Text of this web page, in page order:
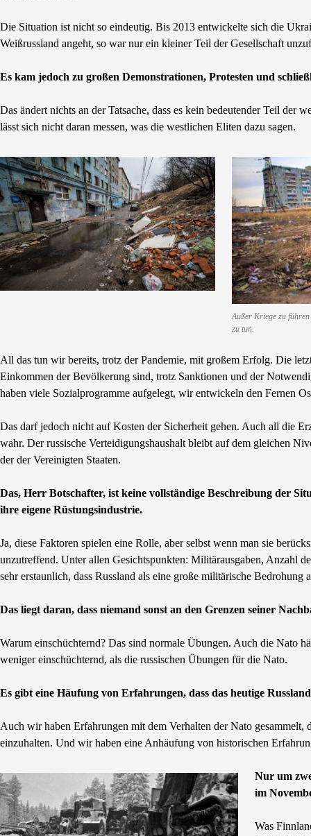
Die Situation ist nicht so eindeutig. Bis 2013 entwickelte sich die
Weißrussland angeht, so war nur ein kleiner Teil der Gesellschaft
Es kam jedoch zu großen Demonstrationen, Protesten und
Das ändert nichts an der Tatsache, dass es kein bedeutender Teil der
lässt sich nicht daran messen, was die westlichen Eliten dazu sagen.
Außer Kriege zu
zu tun.
All das tun wir bereits, trotz der Pandemie, mit großem Erfolg. Die
Einkommen der Bevölkerung sind, trotz Sanktionen und der
haben viele Sozialprogramme aufgelegt, wir entwickeln den Fernen
Das darf jedoch nicht auf Kosten der Sicherheit gehen. Auch all die
wahr. Der russische Verteidigungshaushalt bleibt auf dem gleichen
der der Vereinigten Staaten.
Das, Herr Botschafter, ist keine vollständige Beschreibung der
ihre eigene Rüstungsindustrie.
Ja, diese Faktoren spielen eine Rolle, aber selbst wenn man sie
unzutreffend. Unter allen Gesichtspunkten: Militärausgaben, Anzahl
sehr erstaunlich, dass Russland als eine große militärische Bedrohung
Das liegt daran, dass niemand sonst an den Grenzen seiner
Warum einschüchternd? Das sind normale Übungen. Auch die Nato
weniger einschüchternd, als die russischen Übungen für die Nato.
Es gibt eine Häufung von Erfahrungen, dass das heutige
Auch wir haben Erfahrungen mit dem Verhalten der Nato
einzuhalten. Und wir haben eine Anhäufung von historischen
Nur um
im
Was